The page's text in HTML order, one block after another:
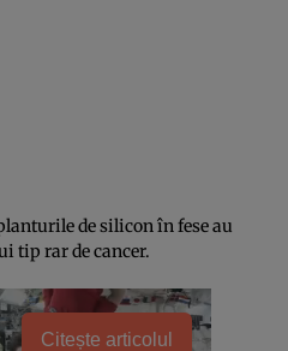
de silicon în fese au
tip rar de cancer.
Citește articolul